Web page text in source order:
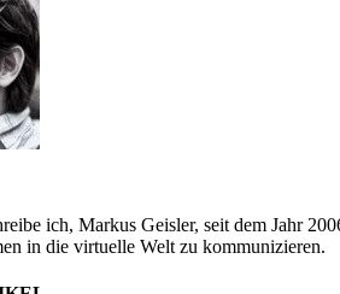
ich, Markus Geisler, seit dem Jahr
in die virtuelle Welt zu kommunizieren.